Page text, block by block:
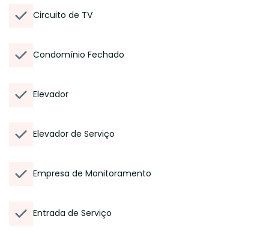
Circuito de TV
Condomínio Fechado
Elevador
Elevador de Serviço
Empresa de Monitoramento
Entrada de Serviço